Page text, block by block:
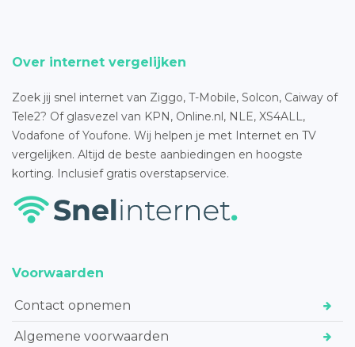
Over internet vergelijken
Zoek jij snel internet van Ziggo, T-Mobile, Solcon, Caiway of
Tele2? Of glasvezel van KPN, Online.nl, NLE, XS4ALL,
Vodafone of Youfone. Wij helpen je met Internet en TV
vergelijken. Altijd de beste aanbiedingen en hoogste
korting. Inclusief gratis overstapservice.
Voorwaarden
Contact opnemen
Algemene voorwaarden